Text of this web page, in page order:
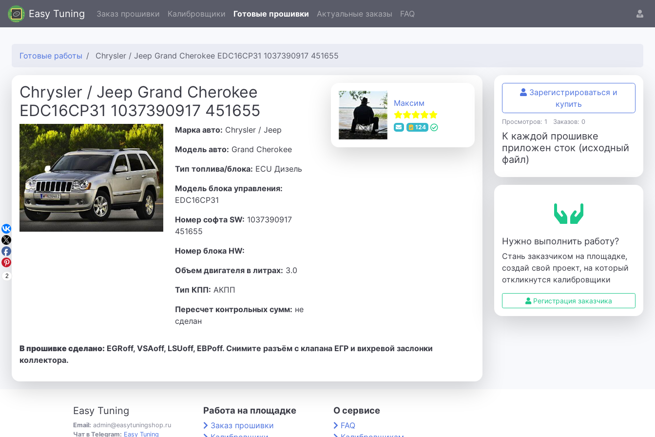
Easy Tuning Заказ прошивки Калибровщики Готовые прошивки Актуальные заказы FAQ
Готовые работы Chrysler / Jeep Grand Cherokee EDC16CP31 1037390917 451655
Chrysler / Jeep Grand Cherokee
EDC16CP31 1037390917 451655
Марка авто: Chrysler / Jeep
Модель авто: Grand Cherokee
Тип топлива/блока: ECU Дизель
Модель блока управления:
EDC16CP31
Номер софта SW: 1037390917
451655
Номер блока HW:
Объем двигателя в литрах: 3.0
Тип КПП: АКПП
Пересчет контрольных сумм: не
сделан
Максим
124
В прошивке сделано: EGRoff, VSAoff, LSUoff, EBPoff. Снимите разъём с клапана ЕГР и вихревой заслонки
коллектора.
Зарегистрироваться и
купить
Просмотров: 1 Заказов: 0
К каждой прошивке
приложен сток (исходный
файл)
Нужно выполнить работу?
Стань заказчиком на площадке,
создай свой проект, на который
откликнутся калибровщики
Регистрация заказчика
2
Easy Tuning
Email: admin@easytuningshop.ru
Чат в Telegram: Easy Tuning
Работа на площадке
Заказ прошивки
О сервисе
FAQ